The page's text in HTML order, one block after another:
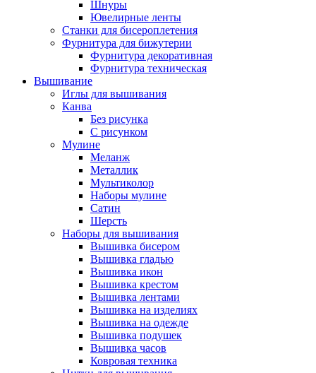
Шнуры
Ювелирные ленты
Станки для бисероплетения
Фурнитура для бижутерии
Фурнитура декоративная
Фурнитура техническая
Вышивание
Иглы для вышивания
Канва
Без рисунка
С рисунком
Мулине
Меланж
Металлик
Мультиколор
Наборы мулине
Сатин
Шерсть
Наборы для вышивания
Вышивка бисером
Вышивка гладью
Вышивка икон
Вышивка крестом
Вышивка лентами
Вышивка на изделиях
Вышивка на одежде
Вышивка подушек
Вышивка часов
Ковровая техника